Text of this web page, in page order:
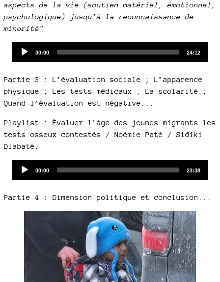
aspects de la vie (soutien matériel, émotionnel,
psychologique) jusqu’à la reconnaissance de
minorité"
Current
00:00
Total
24:12
Partie 3 : L’évaluation sociale ; L’apparence
physique ; Les tests médicaux ; La scolarité ;
Quand l’évaluation est négative...
Playlist : Évaluer l’âge des jeunes migrants les
tests osseux contestés / Noémie Paté / Sidiki
Diabaté.
Current
00:00
Total
23:38
Partie 4 : Dimension politique et conclusion...